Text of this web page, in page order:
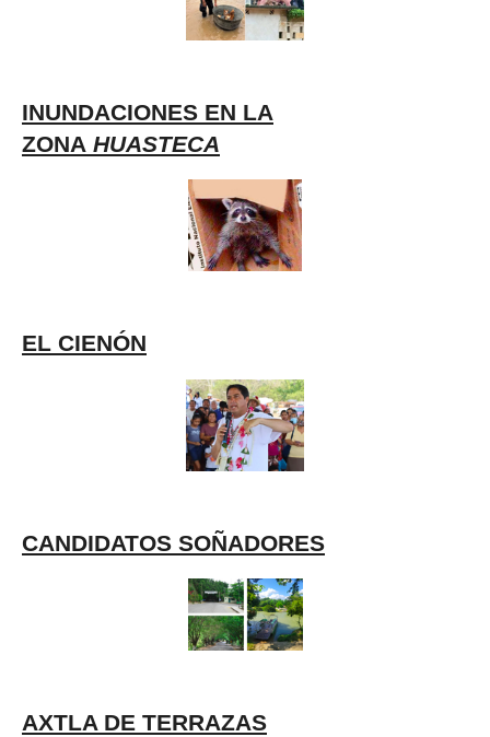
INUNDACIONES EN LA
ZONA HUASTECA
EL CIENÓN
CANDIDATOS SOÑADORES
AXTLA DE TERRAZAS